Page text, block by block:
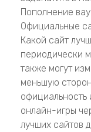
Пополнение
Официальные
Какой сайт
периодически
также могут
меньшую
официальность
онлайн-игры
лучших сайтов